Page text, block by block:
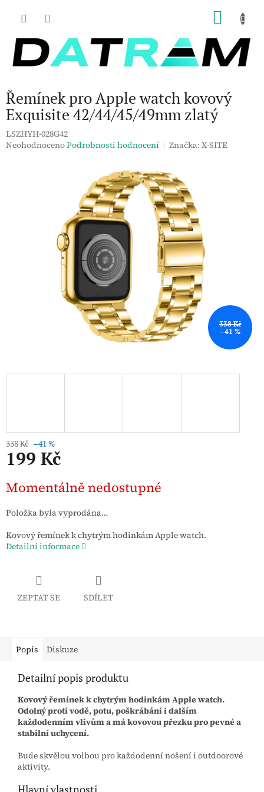
Řemínek pro Apple watch kovový
Exquisite 42/44/45/49mm zlatý
LSZHYH-028G42
Průměrné
NeohodnocenoPodrobnosti hodnocení Značka:X-SITE
338 Kč
–41 %
338 Kč –41 %
199 Kč
cena:
Momentálně nedostupné
Položka byla vyprodána…
Kovový řemínek k chytrým hodinkám Apple watch.
Detailní informace
ZEPTAT SE SDÍLET
Popis Diskuze
Detailní popis produktu
Kovový řemínek k chytrým hodinkám Apple watch.
Odolný proti vodě, potu, poškrábání i dalším
každodenním vlivům a má kovovou přezku pro pevné a
stabilní uchycení.
Bude skvělou volbou pro každodenní nošení i outdoorové
aktivity.
Hlavní vlastnosti